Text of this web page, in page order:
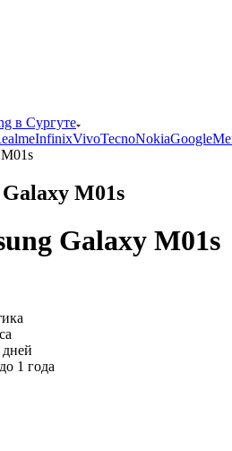
в Сургуте
InfinixVivoTecnoNokiaGoogle
M01s
Galaxy M01s
1 года